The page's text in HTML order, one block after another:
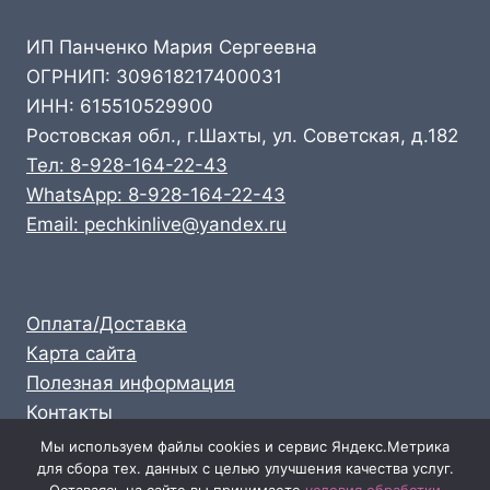
ИП Панченко Мария Сергеевна
ОГРНИП: 309618217400031
ИНН: 615510529900
Ростовская обл., г.Шахты, ул. Советская, д.182
Тел: 8-928-164-22-43
WhatsApp: 8-928-164-22-43
Email: pechkinlive@yandex.ru
Оплата/Доставка
Карта сайта
Полезная информация
Контакты
Личный кабинет
Опт: 8-928-164-22-43
Мы используем файлы cookies и сервис Яндекс.Метрика
для сбора тех. данных с целью улучшения качества услуг.